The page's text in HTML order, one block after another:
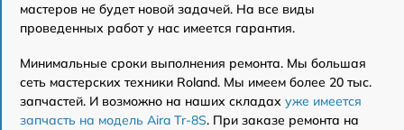
мастеров не будет новой задачей. На все виды
проведенных работ у нас имеется гарантия.
Минимальные сроки выполнения ремонта. Мы большая
сеть мастерских техники Roland. Мы имеем более 20 тыс.
запчастей. И возможно на наших складах уже имеется
запчасть на модель Aira Tr-8S. При заказе ремонта на